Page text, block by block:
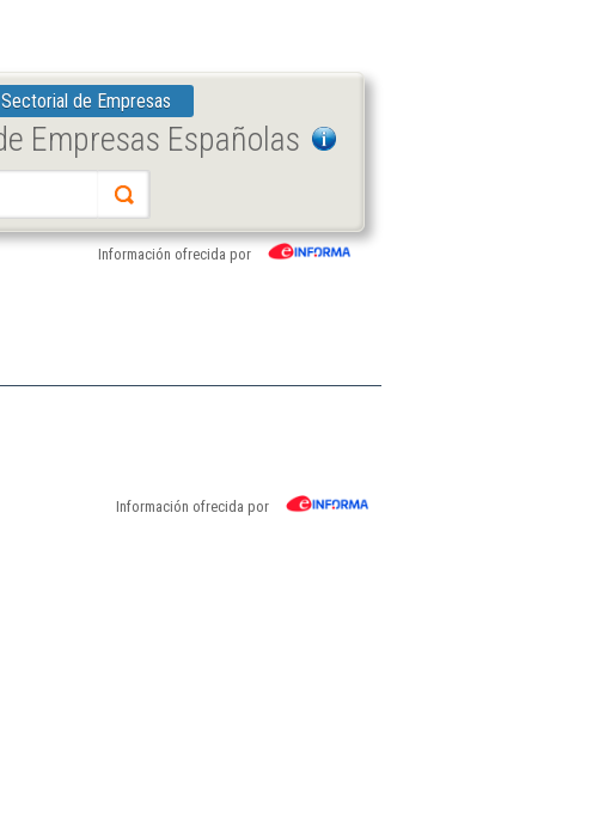
de Empresas
Empresas Españolas
Información ofrecida por
Información ofrecida por